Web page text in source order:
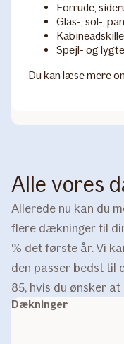
Forrude,
Glas-, sol-,
Spejl- og
Du kan læse mere
Alle vores
Allerede nu kan du
flere dækninger til
% det første år. Vi
den passer bedst til
85, hvis du ønsker
Dækninger